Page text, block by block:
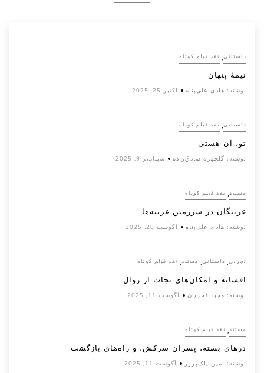
داستانی, نقد فیلم کوتاه
نیمۀ پنهان
نوشته: هادی علی‌پناه اکتبر 25, 2025
داستانی, نقد فیلم کوتاه
تو، آن هستی
نوشته: گلچهره صادق‌زاده سپتامبر 9, 2025
مستند, نقد فیلم کوتاه
غریبگان در سرزمین غریبه‌ها
نوشته: هادی علی‌پناه آگوست 20, 2025
تجربی, داستانی, مستند, نقد فیلم کوتاه
افسانه‌ و امکان‌های نجات از زوال
نوشته: مجید فخریان آگوست 11, 2025
مستند, نقد فیلم کوتاه
درهای بسته، پسران سرکش، و راه‌های بازگشت
نوشته: امین پاک‌پرور آگوست 11, 2025